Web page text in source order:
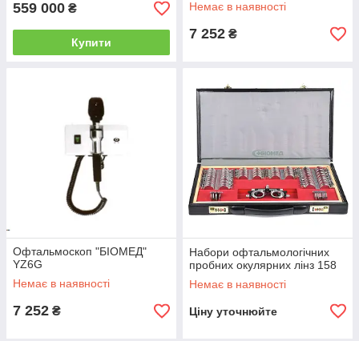
559 000 ₴
Купити
Немає в наявності
7 252 ₴
Офтальмоскоп "БІОМЕД"
YZ6G
Немає в наявності
7 252 ₴
Набори офтальмологічних
пробних окулярних лінз 158
Немає в наявності
Ціну уточнюйте